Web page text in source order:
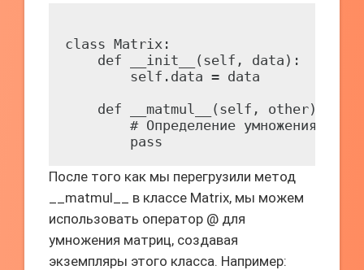
class Matrix:
    def __init__(self, data):
        self.data = data
    def __matmul__(self, other):
# Определение умножения
После того как мы перегрузили метод
__matmul__ в классе Matrix, мы можем
использовать оператор @ для
умножения матриц, создавая
экземпляры этого класса. Например: